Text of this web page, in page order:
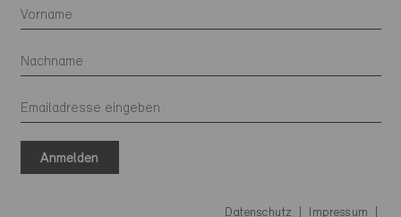
Anmelden
Datenschutz Impressum